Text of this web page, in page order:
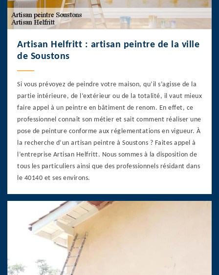
Artisan Helfritt : artisan peintre de la ville
de Soustons
Si vous prévoyez de peindre votre maison, qu’il s’agisse de la
partie intérieure, de l’extérieur ou de la totalité, il vaut mieux
faire appel à un peintre en bâtiment de renom. En effet, ce
professionnel connaît son métier et sait comment réaliser une
pose de peinture conforme aux réglementations en vigueur. À
la recherche d’un artisan peintre à Soustons ? Faites appel à
l’entreprise Artisan Helfritt. Nous sommes à la disposition de
tous les particuliers ainsi que des professionnels résidant dans
le 40140 et ses environs.